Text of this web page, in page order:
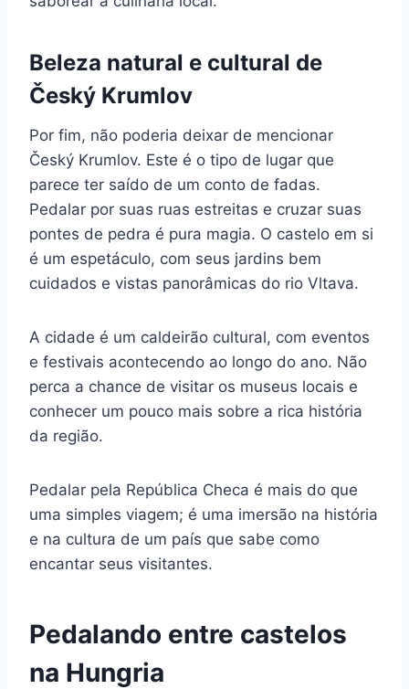
Beleza natural e cultural de
Český Krumlov
Por fim, não poderia deixar de mencionar
Český Krumlov. Este é o tipo de lugar que
parece ter saído de um conto de fadas.
Pedalar por suas ruas estreitas e cruzar suas
pontes de pedra é pura magia. O castelo em si
é um espetáculo, com seus jardins bem
cuidados e vistas panorâmicas do rio Vltava.
A cidade é um caldeirão cultural, com eventos
e festivais acontecendo ao longo do ano. Não
perca a chance de visitar os museus locais e
conhecer um pouco mais sobre a rica história
da região.
Pedalar pela República Checa é mais do que
uma simples viagem; é uma imersão na história
e na cultura de um país que sabe como
encantar seus visitantes.
Pedalando entre castelos
na Hungria